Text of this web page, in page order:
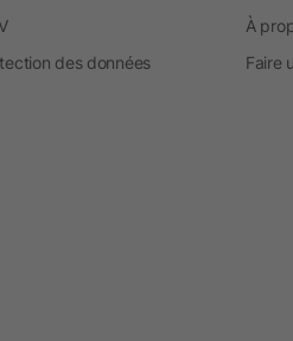
des données
À
Faire